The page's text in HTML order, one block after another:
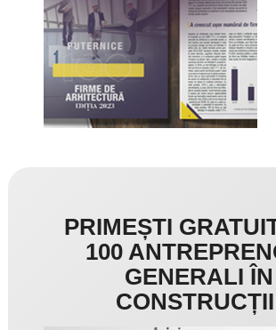
PRIMEȘTI
100
GENERALI ÎN